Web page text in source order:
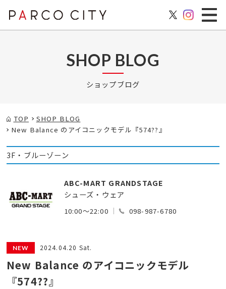
SHOP BLOG
ショップブログ
TOP
SHOP BLOG
New Balance のアイコニックモデル『574??』
3F・ブルーゾーン
ABC-MART GRANDSTAGE
シューズ・ウェア
10:00～22:00 098-987-6780
2024.04.20 Sat.
New Balance のアイコニックモデル
『574??』